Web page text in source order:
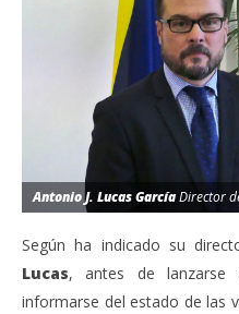
Antonio J. Lucas GarcíaDirector
Según ha indicado su
Lucas, antes de lanzarse
informarse del estado de las